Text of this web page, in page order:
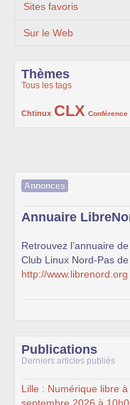
Sites favoris
Sur le Web
Thèmes
Tous les tags
Chtinux
222/1002CLX
1002/1002 Conférence
132/1002
119/1002
168/1002
Annonces
Annuaire
Retrouvez l’annuaire
Club Linux Nord-Pas
http://www.librenord.org
Publications
Derniers articles publiés
Lille : Numérique libre
septembre 2026 à